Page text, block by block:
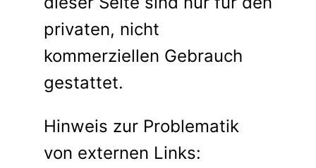
privaten, nicht
kommerziellen Gebrauch
gestattet.
Hinweis zur Problematik
von externen Links: